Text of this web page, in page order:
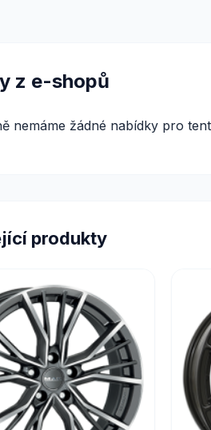
z e-shopů
nemáme žádné nabídky pro
produkty